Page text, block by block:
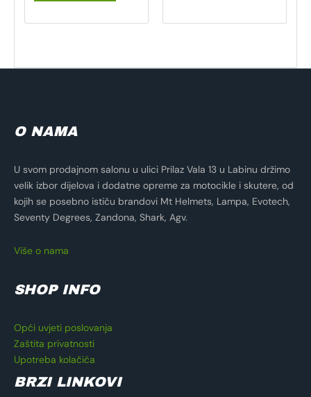
O NAMA
U svom prodajnom salonu u ulici Prilaz Vala 13 u Labinu držimo
velik izbor dijelova i dodatne opreme za motocikle i skutere, od
kojih se posebno ističu brandovi Mt Helmets, Lampa, Evotech,
Seventy Degrees, Zandona, Shark, Agv.
Više o nama
SHOP INFO
Opći uvjeti poslovanja
Zaštita privatnosti
Upotreba kolačića
BRZI LINKOVI